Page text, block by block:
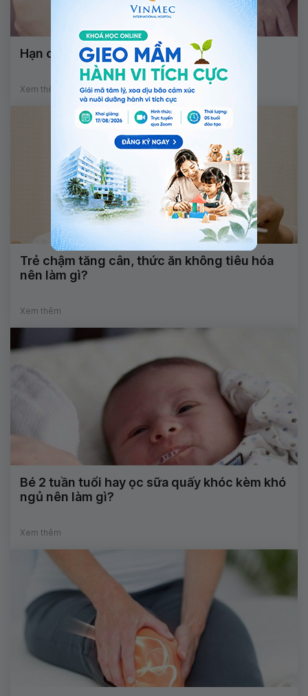
Hạn chế trẻ nôn trớ sau ăn như thế nào?
Xem thêm
Trẻ chậm tăng cân, thức ăn không tiêu hóa
nên làm gì?
Xem thêm
Bé 2 tuần tuổi hay ọc sữa quấy khóc kèm khó
ngủ nên làm gì?
Xem thêm